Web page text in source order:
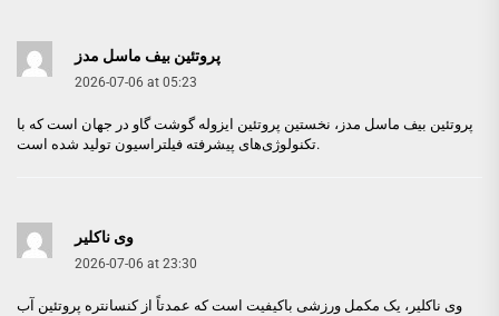
پروتئین بیف ماسل مدز
2026-07-06 at 05:23
پروتئین بیف ماسل مدز ، نخستین پروتئین ایزوله گوشت گاو در جهان است که با
تکنولوژی‌های پیشرفته فیلتراسیون تولید شده است.
وی ناکلیر
2026-07-06 at 23:30
وی ناکلیر ، یک مکمل ورزشی باکیفیت است که عمدتاً از کنسانتره پروتئین آب